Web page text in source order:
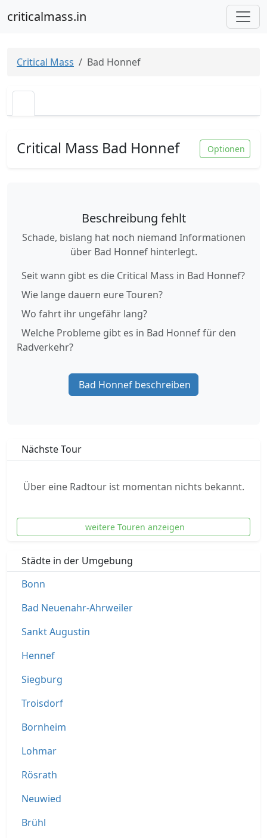
criticalmass.in
Critical Mass Bad Honnef
Critical Mass Bad Honnef Optionen
Beschreibung fehlt
Schade, bislang hat noch niemand Informationen
über Bad Honnef hinterlegt.
Seit wann gibt es die Critical Mass in Bad Honnef?
Wie lange dauern eure Touren?
Wo fahrt ihr ungefähr lang?
Welche Probleme gibt es in Bad Honnef für den
Radverkehr?
Bad Honnef beschreiben
Nächste Tour
Über eine Radtour ist momentan nichts bekannt.
weitere Touren anzeigen
Städte in der Umgebung
Bonn
Bad Neuenahr-Ahrweiler
Sankt Augustin
Hennef
Siegburg
Troisdorf
Bornheim
Lohmar
Rösrath
Neuwied
Brühl